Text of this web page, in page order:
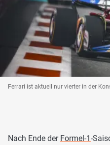
Ferrari ist aktuell nur vierter in der
Nach Ende der Formel-1-